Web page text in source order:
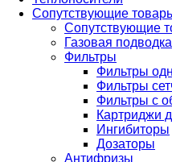
Сопутствующие
Сопутствующие
Газовая подводка
Фильтры
Фильтры
Фильтры
Фильтры с
Картриджи
Ингибиторы
Дозаторы
Антифризы